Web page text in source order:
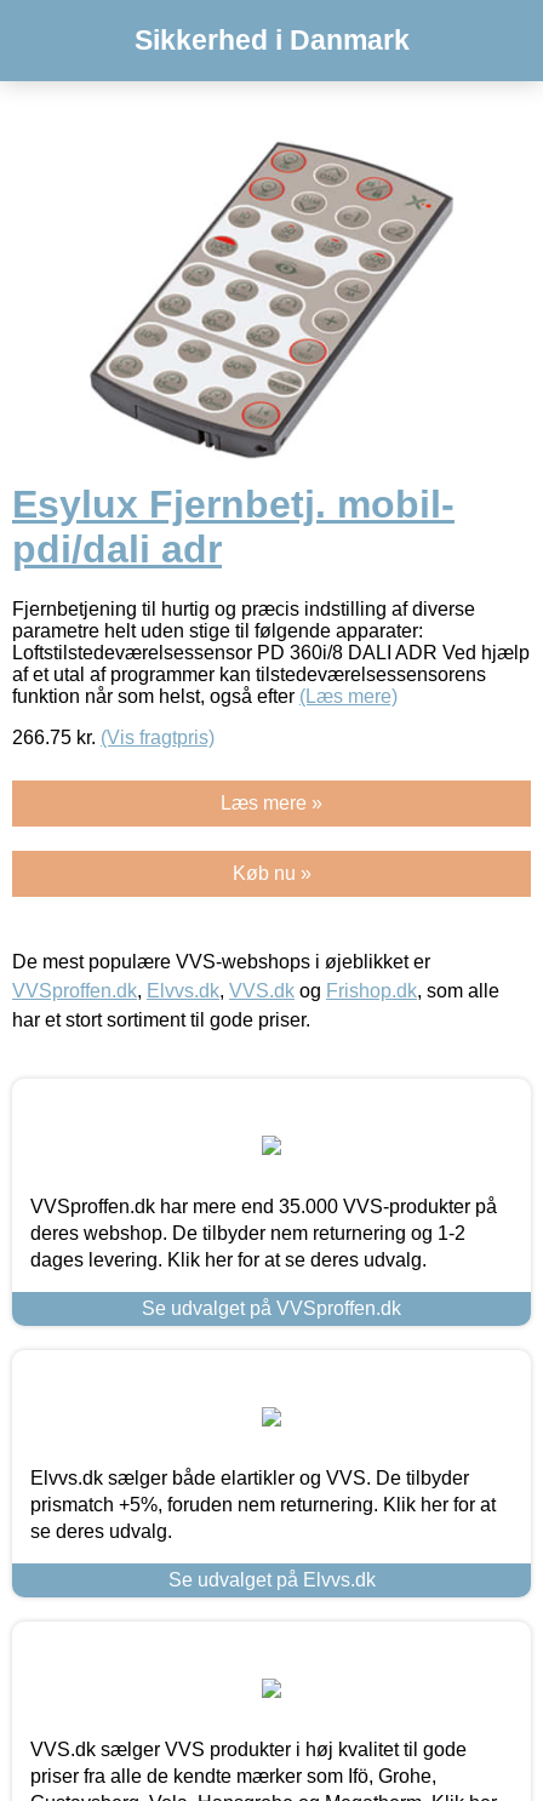
Sikkerhed i Danmark
Esylux Fjernbetj. mobil-
pdi/dali adr
Fjernbetjening til hurtig og præcis indstilling af diverse
parametre helt uden stige til følgende apparater:
Loftstilstedeværelsessensor PD 360i/8 DALI ADR Ved hjælp
af et utal af programmer kan tilstedeværelsessensorens
funktion når som helst, også efter (Læs mere)
266.75 kr. (Vis fragtpris)
Læs mere »
Køb nu »
De mest populære VVS-webshops i øjeblikket er
VVSproffen.dk, Elvvs.dk, VVS.dk og Frishop.dk, som alle
har et stort sortiment til gode priser.
VVSproffen.dk har mere end 35.000 VVS-produkter på
deres webshop. De tilbyder nem returnering og 1-2
dages levering. Klik her for at se deres udvalg.
Se udvalget på VVSproffen.dk
Elvvs.dk sælger både elartikler og VVS. De tilbyder
prismatch +5%, foruden nem returnering. Klik her for at
se deres udvalg.
Se udvalget på Elvvs.dk
VVS.dk sælger VVS produkter i høj kvalitet til gode
priser fra alle de kendte mærker som Ifö, Grohe,